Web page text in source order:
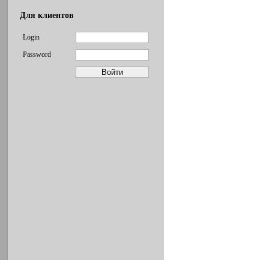
Для клиентов
Login
Password